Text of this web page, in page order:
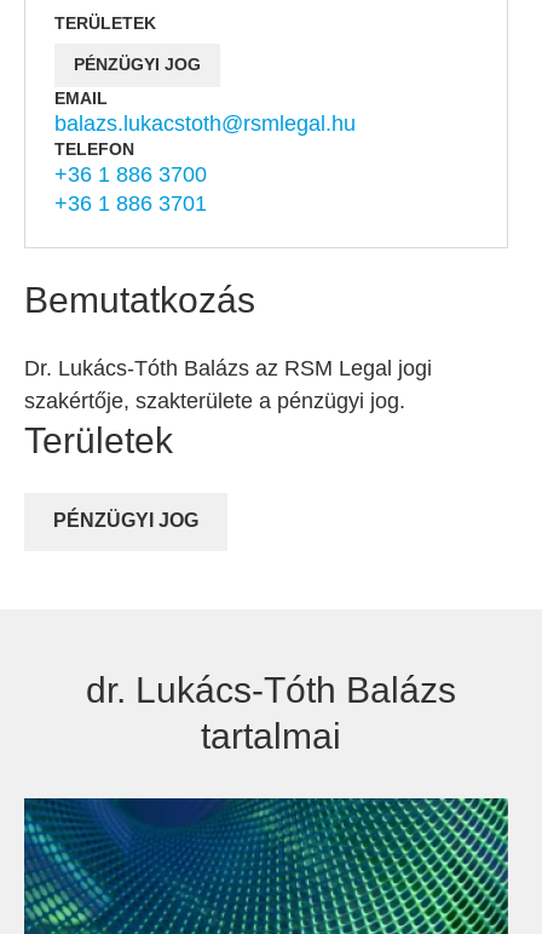
Bemutatkozás
Dr. Lukács-Tóth Balázs az RSM Legal jogi
szakértője, szakterülete a pénzügyi jog.
Területek
PÉNZÜGYI JOG
TERÜLETEK
PÉNZÜGYI JOG
EMAIL
balazs.lukacstoth@rsmlegal.hu
TELEFON
+36 1 886 3700
+36 1 886 3701
dr. Lukács-Tóth Balázs
tartalmai